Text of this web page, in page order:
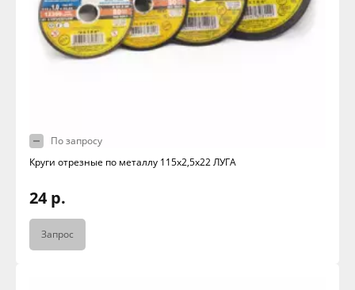
По запросу
Круги отрезные по металлу 115х2,5х22 ЛУГА
24 р.
Запрос